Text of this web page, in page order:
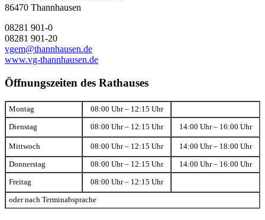
86470 Thannhausen
08281 901-0
08281 901-20
vgem@thannhausen.de
www.vg-thannhausen.de
Öffnungszeiten des Rathauses
Montag 08:00 Uhr – 12:15 Uhr
Dienstag 08:00 Uhr – 12:15 Uhr 14:00 Uhr – 16:00 Uhr
Mittwoch 08:00 Uhr – 12:15 Uhr 14:00 Uhr – 18:00 Uhr
Donnerstag 08:00 Uhr – 12:15 Uhr 14:00 Uhr – 16:00 Uhr
Freitag 08:00 Uhr – 12:15 Uhr
oder nach Terminabsprache